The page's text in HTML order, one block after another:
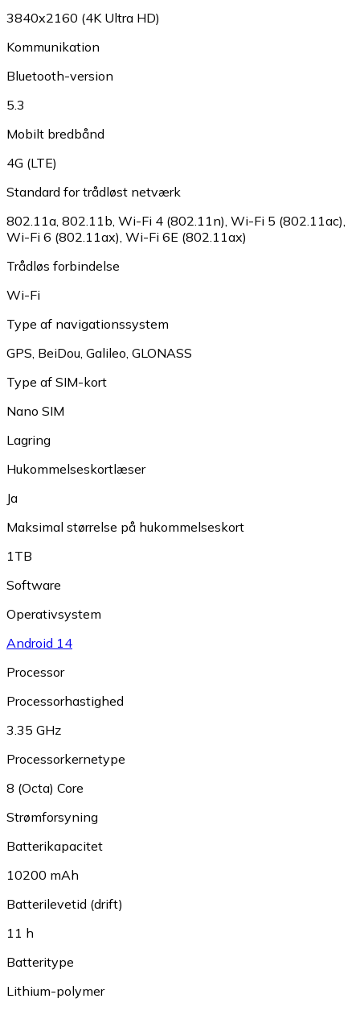
3840x2160 (4K Ultra HD)
Kommunikation
Bluetooth-version
5.3
Mobilt bredbånd
4G (LTE)
Standard for trådløst netværk
802.11a, 802.11b, Wi-Fi 4 (802.11n), Wi-Fi 5 (802.11ac),
Wi-Fi 6 (802.11ax), Wi-Fi 6E (802.11ax)
Trådløs forbindelse
Wi-Fi
Type af navigationssystem
GPS, BeiDou, Galileo, GLONASS
Type af SIM-kort
Nano SIM
Lagring
Hukommelseskortlæser
Ja
Maksimal størrelse på hukommelseskort
1TB
Software
Operativsystem
Android 14
Processor
Processorhastighed
3.35 GHz
Processorkernetype
8 (Octa) Core
Strømforsyning
Batterikapacitet
10200 mAh
Batterilevetid (drift)
11 h
Batteritype
Lithium-polymer